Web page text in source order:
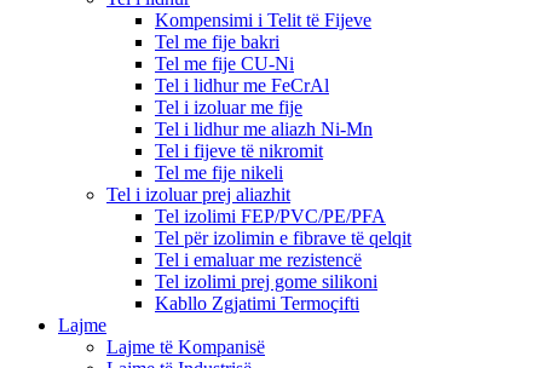
Kompensimi i Telit të Fijeve
Tel me fije bakri
Tel me fije CU-Ni
Tel i lidhur me FeCrAl
Tel i izoluar me fije
Tel i lidhur me aliazh Ni-Mn
Tel i fijeve të nikromit
Tel me fije nikeli
Tel i izoluar prej aliazhit
Tel izolimi FEP/PVC/PE/PFA
Tel për izolimin e fibrave të qelqit
Tel i emaluar me rezistencë
Tel izolimi prej gome silikoni
Kabllo Zgjatimi Termoçifti
Lajme
Lajme të Kompanisë